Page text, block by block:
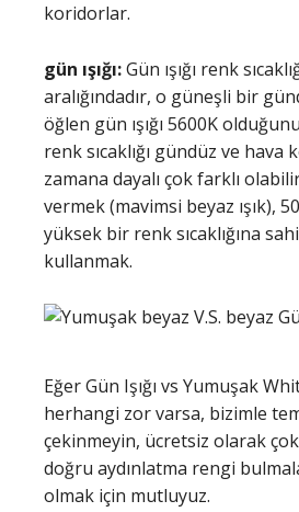
koridorlar.
gün ışığı:Gün ışığı renk
aralığındadır, o güneşli bir
öğlen gün ışığı 5600K
renk sıcaklığı gündüz ve hava
zamana dayalı çok farklı olabilir.
vermek (mavimsi beyaz ışık),
yüksek bir renk sıcaklığına
kullanmak.
Eğer Gün Işığı vs Yumuşak
herhangi zor varsa, bizimle
çekinmeyin, ücretsiz olarak çok
doğru aydınlatma rengi
olmak için mutluyuz.